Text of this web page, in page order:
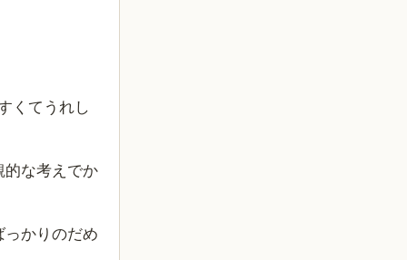
くてうれし
的な考えでか
かりのだめ